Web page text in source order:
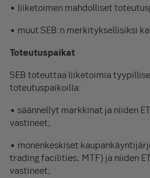
• liiketoimen mahdolliset
• muut SEB:n merkityksellisiksi
Toteutuspaikat
SEB toteuttaa liiketoimia
toteutuspaikoilla:
• säännellyt markkinat ja niiden
vastineet;
• monenkeskiset
trading facilities; MTF) ja niiden
vastineet;